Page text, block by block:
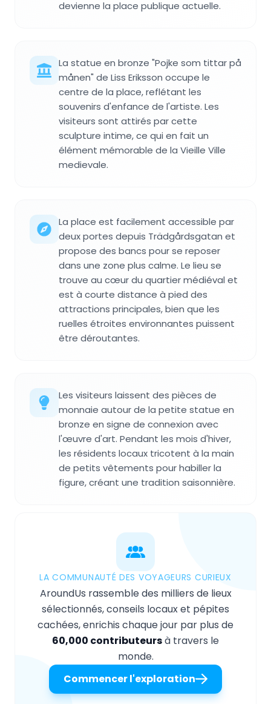
devienne la place publique actuelle.
La statue en bronze "Pojke som tittar på
månen" de Liss Eriksson occupe le
centre de la place, reflétant les
souvenirs d'enfance de l'artiste. Les
visiteurs sont attirés par cette
sculpture intime, ce qui en fait un
élément mémorable de la Vieille Ville
medievale.
La place est facilement accessible par
deux portes depuis Trädgårdsgatan et
propose des bancs pour se reposer
dans une zone plus calme. Le lieu se
trouve au cœur du quartier médiéval et
est à courte distance à pied des
attractions principales, bien que les
ruelles étroites environnantes puissent
être déroutantes.
Les visiteurs laissent des pièces de
monnaie autour de la petite statue en
bronze en signe de connexion avec
l'œuvre d'art. Pendant les mois d'hiver,
les résidents locaux tricotent à la main
de petits vêtements pour habiller la
figure, créant une tradition saisonnière.
LA COMMUNAUTÉ DES VOYAGEURS CURIEUX
AroundUs rassemble des milliers de lieux
sélectionnés, conseils locaux et pépites
cachées, enrichis chaque jour par plus de
60,000 contributeursà travers le
monde.
Commencer l'exploration